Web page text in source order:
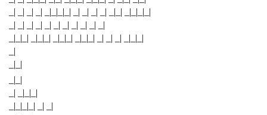
_| _| _| _| _|_|_|_| _| _| _| _| _|_| _|_|_|_|
_| _| _| _| _| _| _| _| _| _| _|
_|_|_| _|_|_| _|_|_| _|_|_| _| _| _| _|_|_|
_|
_|_|
_|_|
_| _|_|_|
_|_|_|_| _| _|